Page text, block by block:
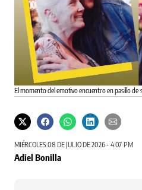
El momento del emotivo encuentro en pasillo de
MIÉRCOLES 08 DE JULIO DE 2026 - 4:07 PM
Adiel Bonilla